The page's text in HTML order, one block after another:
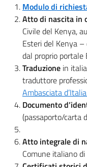
Modulo di
Atto di nascita in
Civile del Kenya,
Esteri del Kenya
dal proprio portale
Traduzione in
traduttore
Ambasciata
Documento
(passaporto/carta
Atto integrale di
Comune italiano